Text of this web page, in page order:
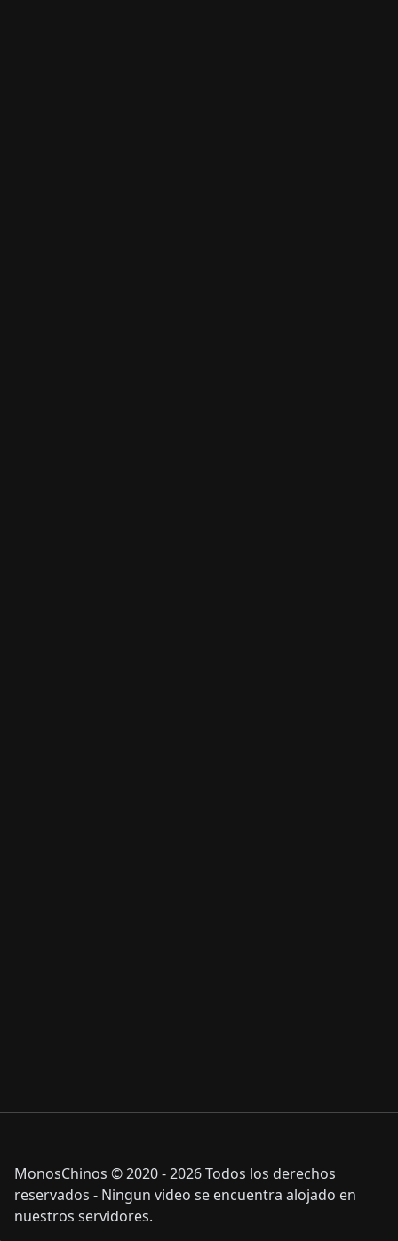
MonosChinos © 2020 - 2026 Todos los derechos
reservados - Ningun video se encuentra alojado en
nuestros servidores.